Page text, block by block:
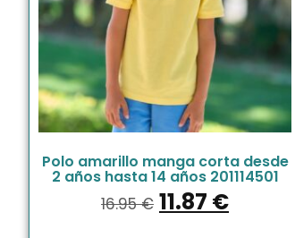
Polo amarillo manga corta desde
2 años hasta 14 años 201114501
16.95€ 11.87 €